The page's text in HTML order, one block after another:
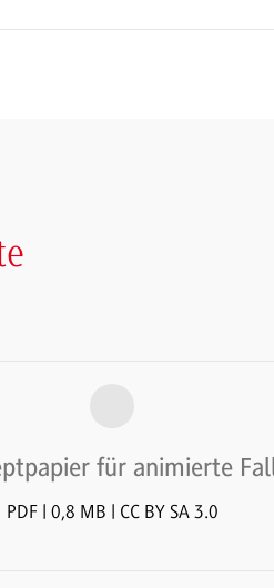
für animierte
PDF | 0,8 MB | CC BY SA 3.0